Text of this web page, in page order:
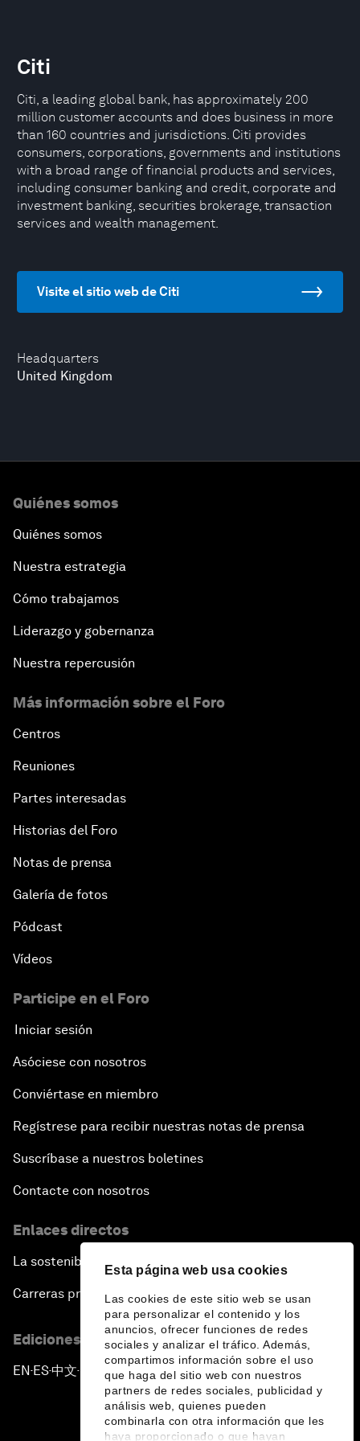
Esta página web usa cookies
Las cookies de este sitio web se usan
para personalizar el contenido y los
anuncios, ofrecer funciones de redes
sociales y analizar el tráfico. Además,
compartimos información sobre el uso
que haga del sitio web con nuestros
partners de redes sociales, publicidad y
análisis web, quienes pueden
combinarla con otra información que les
haya proporcionado o que hayan
Headquarters
United Kingdom
Citi
Citi, a leading global bank, has approximately 200
million customer accounts and does business in more
than 160 countries and jurisdictions. Citi provides
consumers, corporations, governments and institutions
with a broad range of financial products and services,
including consumer banking and credit, corporate and
investment banking, securities brokerage, transaction
services and wealth management.
Visite el sitio web de Citi
Quiénes somos
Quiénes somos
Nuestra estrategia
Cómo trabajamos
Liderazgo y gobernanza
Nuestra repercusión
Más información sobre el Foro
Centros
Reuniones
Partes interesadas
Historias del Foro
Notas de prensa
Galería de fotos
Pódcast
Vídeos
Participe en el Foro
Iniciar sesión
Asóciese con nosotros
Conviértase en miembro
Regístrese para recibir nuestras notas de prensa
Suscríbase a nuestros boletines
Contacte con nosotros
Enlaces directos
La sostenibilidad en el Foro
Carreras profesionales
Ediciones en otros idiomas
EN ▪ES▪中文▪ 日本語